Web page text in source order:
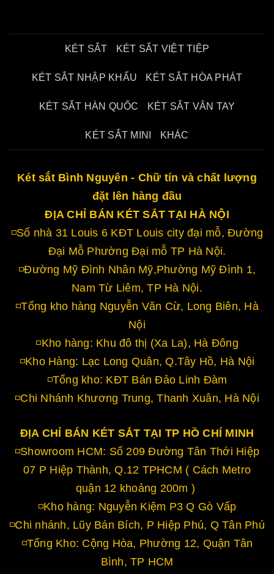
KÉT SẮT KÉT SẮT VIỆT TIỆP
KÉT SẮT NHẬP KHẨU KÉT SẮT HÒA PHÁT
KÉT SẮT HÀN QUỐC KÉT SẮT VÂN TAY
KÉT SẮT MINI KHÁC
Két sắt Bình Nguyên - Chữ tín và chất lượng
đặt lên hàng đầu
ĐỊA CHỈ BÁN KÉT SẮT TẠI HÀ NỘI
◽Số nhà 31 Louis 6 KĐT Louis city đại mỗ, Đường
Đại Mỗ Phường Đại mỗ TP Hà Nội.
◽Đường Mỹ Đình Nhân Mỹ,Phường Mỹ Đình 1,
Nam Từ Liêm, TP Hà Nội.
◽Tổng kho hàng Nguyễn Văn Cừ, Long Biên, Hà
Nội
◽Kho hàng: Khu đô thị (Xa La), Hà Đông
◽Kho Hàng: Lạc Long Quân, Q.Tây Hồ, Hà Nội
◽Tổng kho: KĐT Bán Đảo Linh Đàm
◽Chi Nhánh Khương Trung, Thanh Xuân, Hà Nội
ĐỊA CHỈ BÁN KÉT SẮT TẠI TP HỒ CHÍ MINH
◽Showroom HCM: Số 209 Đường Tân Thới Hiệp
07 P Hiệp Thành, Q.12 TPHCM ( Cách Metro
quận 12 khoảng 200m )
◽Kho hàng: Nguyễn Kiệm P3 Q Gò Vấp
◽Chi nhánh, Lũy Bán Bích, P Hiệp Phú, Q Tân Phú
◽Tổng Kho: Cộng Hòa, Phường 12, Quận Tân
Bình, TP HCM